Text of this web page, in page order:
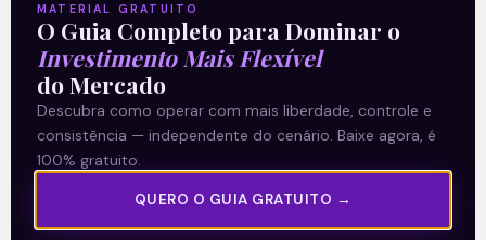
MATERIAL GRATUITO
O Guia Completo para Dominar o
Investimento Mais Flexível
do Mercado
Descubra como operar com mais liberdade, controle e
consistência — independente do cenário. Baixe agora, é
100% gratuito.
QUERO O GUIA GRATUITO →